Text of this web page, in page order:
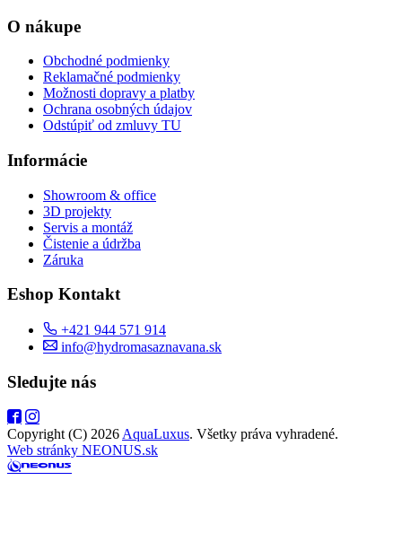
O nákupe
Obchodné podmienky
Reklamačné podmienky
Možnosti dopravy a platby
Ochrana osobných údajov
Odstúpiť od zmluvy TU
Informácie
Showroom & office
3D projekty
Servis a montáž
Čistenie a údržba
Záruka
Eshop Kontakt
+421 944 571 914
info@hydromasaznavana.sk
Sledujte nás
Copyright (C) 2026 AquaLuxus. Všetky práva vyhradené.
Web stránky NEONUS.sk